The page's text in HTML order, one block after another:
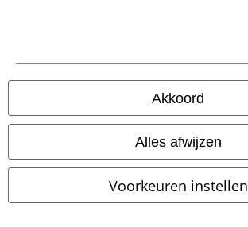
Akkoord
Alles afwijzen
Voorkeuren instellen
Beveiliging